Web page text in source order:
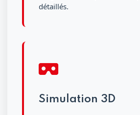
détaillés.
Simulation 3D